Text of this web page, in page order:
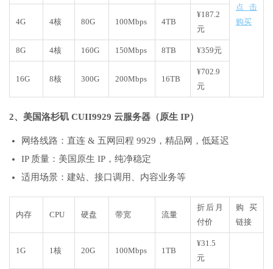
点击
购买
4G 4核 80G 100Mbps 4TB
¥187.2
元
8G 4核 160G 150Mbps 8TB ¥359元
16G 8核 300G 200Mbps 16TB
¥702.9
元
2、美国洛杉矶 CUII9929 云服务器（原生 IP）
网络线路：直连 & 五网回程 9929，精品网，低延迟
IP 质量：美国原生 IP，纯净稳定
适用场景：建站、接口调用、内容业务等
内存 CPU 硬盘 带宽 流量
折后月
付价
购买
链接
1G 1核 20G 100Mbps 1TB
¥31.5
元